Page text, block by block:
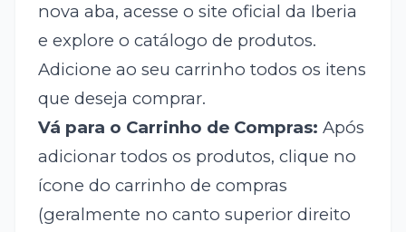
nova aba, acesse o site oficial da Iberia
e explore o catálogo de produtos.
Adicione ao seu carrinho todos os itens
que deseja comprar.
Vá para o Carrinho de Compras: Após
adicionar todos os produtos, clique no
ícone do carrinho de compras
(geralmente no canto superior direito